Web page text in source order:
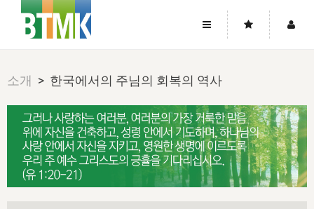
소개 그리스도의 몸 성령의 흐름
소개 ▼
주님의 회복
워치만 니와 위트니스 리
한국에서의 주님의 회복의 역사
그리스도의 몸 ▼
사역
일
성령의 흐름 ▼
한국
집회 안내 ▼
로그인
회원가입
고객센터 ▼
소개 > 한국에서의 주님의 회복의 역사